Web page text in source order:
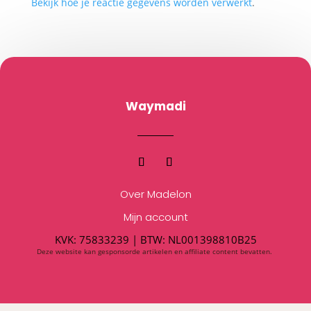
Waymadi
Over Madelon
Mijn account
KVK: 75833239 | BTW: NL001398810B25
Deze website kan gesponsorde artikelen en affiliate content bevatten.